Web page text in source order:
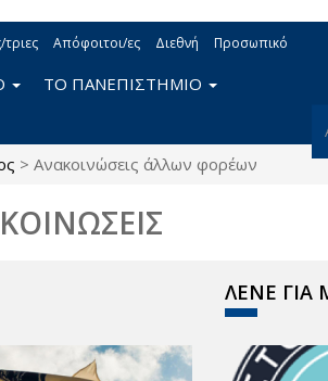
Απόφοιτοι/ες Διεθνή Προσωπικό
ΤΟ ΠΑΝΕΠΙΣΤΗΜΙΟ
> Ανακοινώσεις άλλων φορέων
ΛΕΝΕ ΓΙΑ